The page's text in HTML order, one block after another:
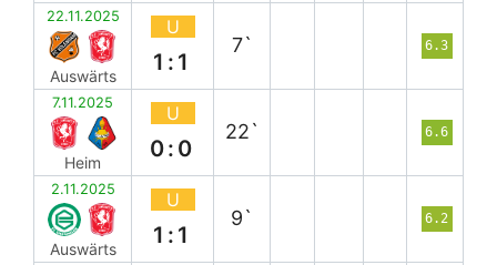
22.11.2025
Auswärts
U
1:1
7` 6.3
7.11.2025
Heim
U
0:0
22` 6.6
2.11.2025
Auswärts
U
1:1
9` 6.2